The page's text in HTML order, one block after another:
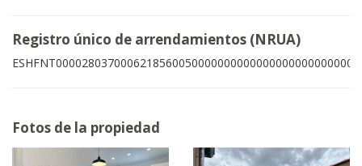
Registro único de arrendamientos (NRUA)
ESHFNT00002803700062185600500000000000000000000000001
Fotos de la propiedad